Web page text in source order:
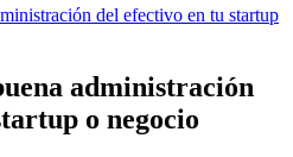
administración
o negocio